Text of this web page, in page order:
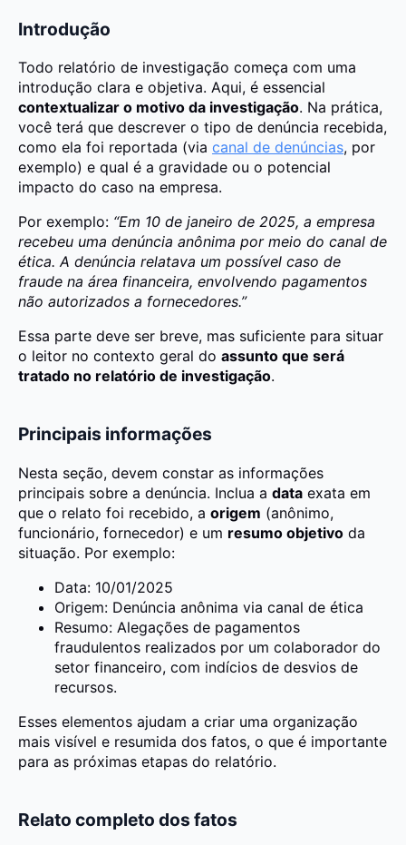
Introdução
Todo relatório de investigação começa com uma
introdução clara e objetiva. Aqui, é essencial
contextualizar o motivo da investigação. Na prática,
você terá que descrever o tipo de denúncia recebida,
como ela foi reportada (via canal de denúncias, por
exemplo) e qual é a gravidade ou o potencial
impacto do caso na empresa.
Por exemplo: “Em 10 de janeiro de 2025, a empresa
recebeu uma denúncia anônima por meio do canal de
ética. A denúncia relatava um possível caso de
fraude na área financeira, envolvendo pagamentos
não autorizados a fornecedores.”
Essa parte deve ser breve, mas suficiente para situar
o leitor no contexto geral do assunto que será
tratado no relatório de investigação.
Principais informações
Nesta seção, devem constar as informações
principais sobre a denúncia. Inclua a data exata em
que o relato foi recebido, a origem (anônimo,
funcionário, fornecedor) e um resumo objetivo da
situação. Por exemplo:
Data: 10/01/2025
Origem: Denúncia anônima via canal de ética
Resumo: Alegações de pagamentos
fraudulentos realizados por um colaborador do
setor financeiro, com indícios de desvios de
recursos.
Esses elementos ajudam a criar uma organização
mais visível e resumida dos fatos, o que é importante
para as próximas etapas do relatório.
Relato completo dos fatos